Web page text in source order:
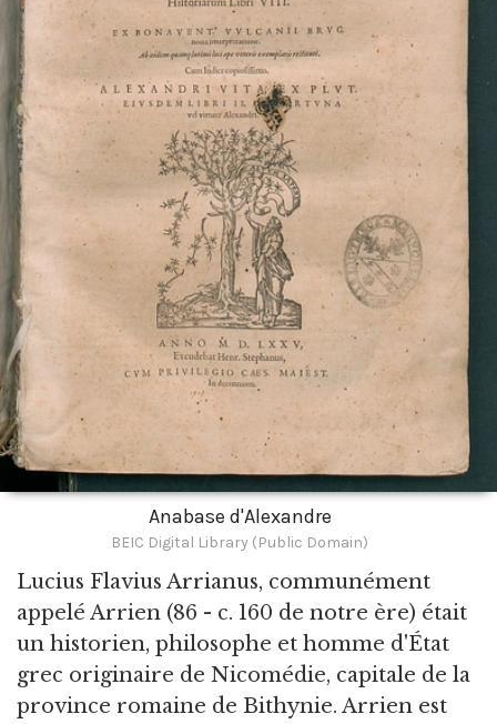
Anabase d'Alexandre
BEIC Digital Library (Public Domain)
Lucius Flavius Arrianus, communément
appelé Arrien (86 - c. 160 de notre ère) était
un historien, philosophe et homme d'État
grec originaire de Nicomédie, capitale de la
province romaine de Bithynie. Arrien est